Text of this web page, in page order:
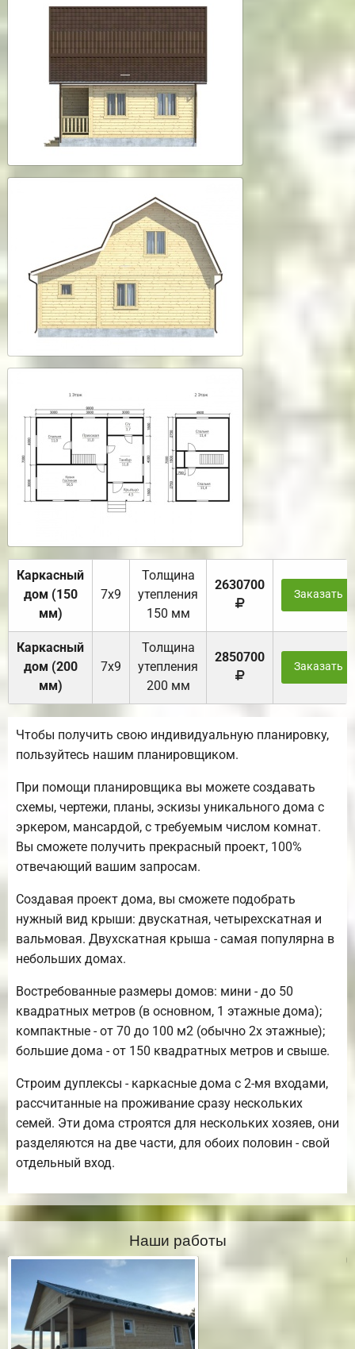
Каркасный
дом (150
мм)
7х9
Толщина
утепления
150 мм
2630700
Заказать
Каркасный
дом (200
мм)
7х9
Толщина
утепления
200 мм
2850700
Заказать
Чтобы получить свою индивидуальную планировку,
пользуйтесь нашим планировщиком.
При помощи планировщика вы можете создавать
схемы, чертежи, планы, эскизы уникального дома с
эркером, мансардой, с требуемым числом комнат.
Вы сможете получить прекрасный проект, 100%
отвечающий вашим запросам.
Создавая проект дома, вы сможете подобрать
нужный вид крыши: двускатная, четырехскатная и
вальмовая. Двухскатная крыша - самая популярна в
небольших домах.
Востребованные размеры домов: мини - до 50
квадратных метров (в основном, 1 этажные дома);
компактные - от 70 до 100 м2 (обычно 2х этажные);
большие дома - от 150 квадратных метров и свыше.
Строим дуплексы - каркасные дома с 2-мя входами,
рассчитанные на проживание сразу нескольких
семей. Эти дома строятся для нескольких хозяев, они
разделяются на две части, для обоих половин - свой
отдельный вход.
Наши работы